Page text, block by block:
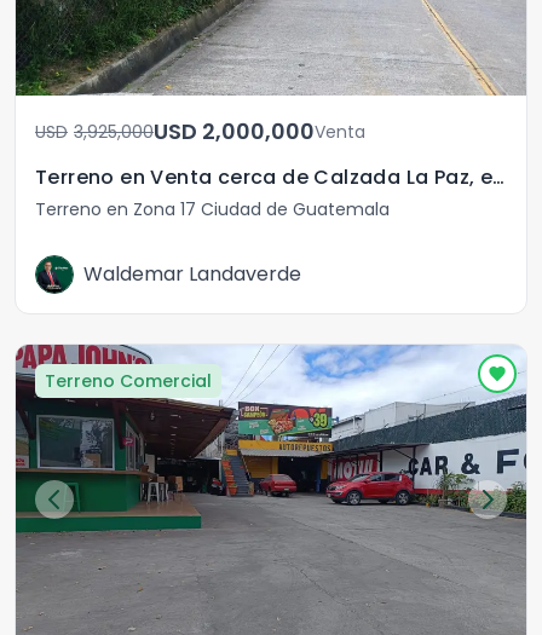
USD	3,925,000 USD	2,000,000Venta
Terreno en Venta cerca de Calzada La Paz, en Zona 17
Terreno en Zona 17 Ciudad de Guatemala
Waldemar Landaverde
Terreno Comercial